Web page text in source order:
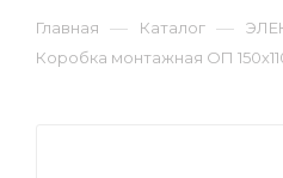
Главная — Каталог —
Коробка монтажная ОП